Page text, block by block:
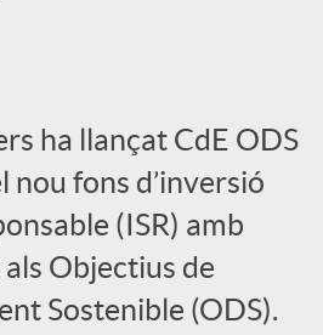
ha llançat CdE ODS
nou fons d’inversió
(ISR) amb
Objectius de
Sostenible (ODS).